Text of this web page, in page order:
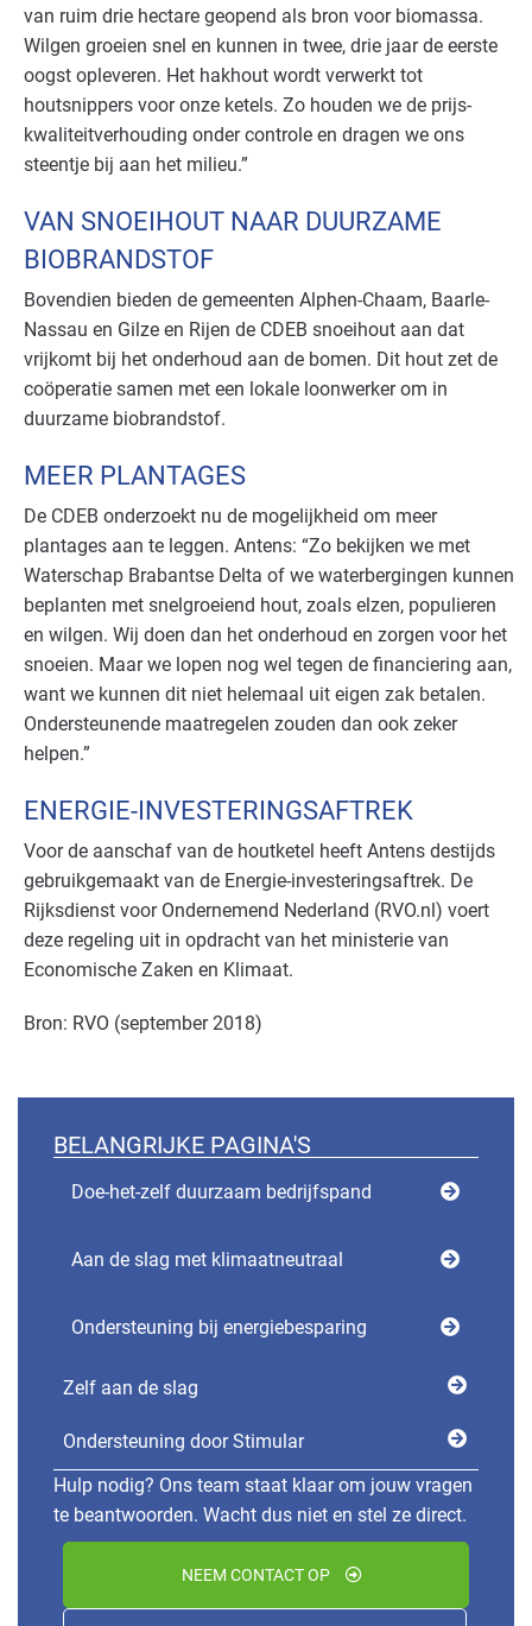
van ruim drie hectare geopend als bron voor biomassa.
Wilgen groeien snel en kunnen in twee, drie jaar de eerste
oogst opleveren. Het hakhout wordt verwerkt tot
houtsnippers voor onze ketels. Zo houden we de prijs-
kwaliteitverhouding onder controle en dragen we ons
steentje bij aan het milieu.”
VAN SNOEIHOUT NAAR DUURZAME
BIOBRANDSTOF
Bovendien bieden de gemeenten Alphen-Chaam, Baarle-
Nassau en Gilze en Rijen de CDEB snoeihout aan dat
vrijkomt bij het onderhoud aan de bomen. Dit hout zet de
coöperatie samen met een lokale loonwerker om in
duurzame biobrandstof.
MEER PLANTAGES
De CDEB onderzoekt nu de mogelijkheid om meer
plantages aan te leggen. Antens: “Zo bekijken we met
Waterschap Brabantse Delta of we waterbergingen kunnen
beplanten met snelgroeiend hout, zoals elzen, populieren
en wilgen. Wij doen dan het onderhoud en zorgen voor het
snoeien. Maar we lopen nog wel tegen de financiering aan,
want we kunnen dit niet helemaal uit eigen zak betalen.
Ondersteunende maatregelen zouden dan ook zeker
helpen.”
ENERGIE-INVESTERINGSAFTREK
Voor de aanschaf van de houtketel heeft Antens destijds
gebruikgemaakt van de Energie-investeringsaftrek. De
Rijksdienst voor Ondernemend Nederland (RVO.nl) voert
deze regeling uit in opdracht van het ministerie van
Economische Zaken en Klimaat.
Bron: RVO (september 2018)
BELANGRIJKE PAGINA'S
Doe-het-zelf duurzaam bedrijfspand
Aan de slag met klimaatneutraal
Ondersteuning bij energiebesparing
Zelf aan de slag
Ondersteuning door Stimular
Hulp nodig? Ons team staat klaar om jouw vragen
te beantwoorden. Wacht dus niet en stel ze direct.
NEEM CONTACT OP